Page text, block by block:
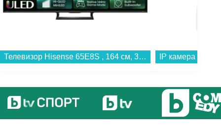
Телевизор Hisense 65E8S , 164 см, 3840x2160 UHD-4K , 65 inch, Mini LED , Smart TV , VIDAA...